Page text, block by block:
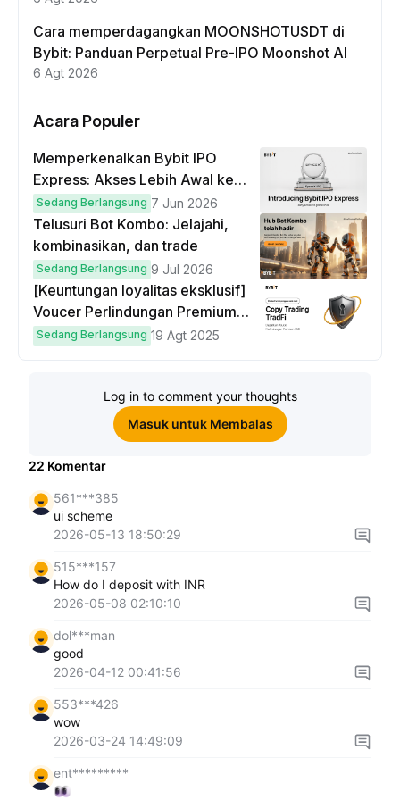
Cara memperdagangkan MOONSHOTUSDT di
Bybit: Panduan Perpetual Pre-IPO Moonshot AI
6 Agt 2026
Acara Populer
Memperkenalkan Bybit IPO
Express: Akses Lebih Awal ke
IPO Global!
Sedang Berlangsung 7 Jun 2026
Telusuri Bot Kombo: Jelajahi,
kombinasikan, dan trade
Sedang Berlangsung 9 Jul 2026
[Keuntungan loyalitas eksklusif]
Voucer Perlindungan Premium
hingga $50
Sedang Berlangsung 19 Agt 2025
Log in to comment your thoughts
Masuk untuk Membalas
22 Komentar
561***385
ui scheme
2026-05-13 18:50:29
515***157
How do I deposit with INR
2026-05-08 02:10:10
dol***man
good
2026-04-12 00:41:56
553***426
wow
2026-03-24 14:49:09
ent*********